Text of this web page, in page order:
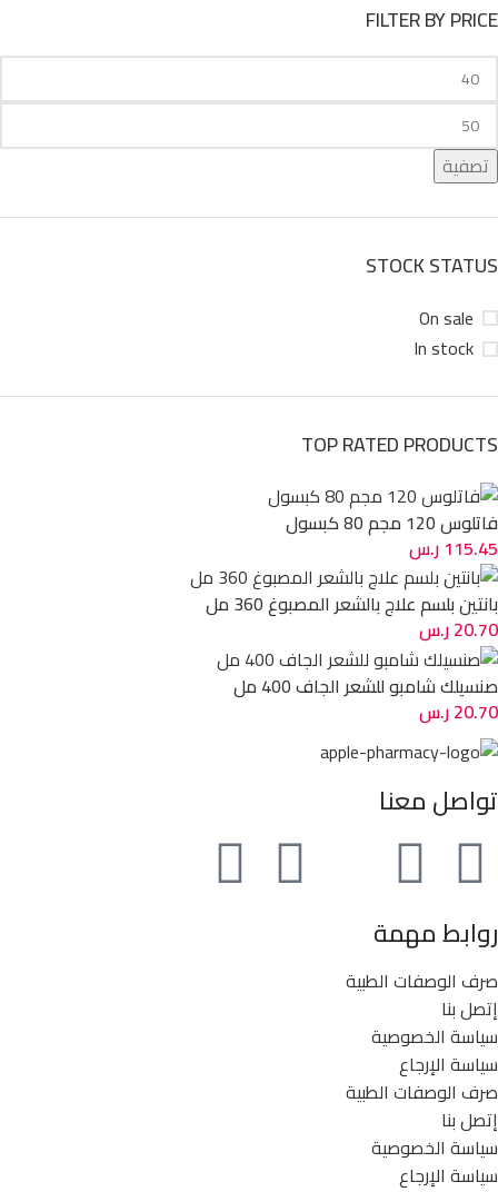
FILTER BY PRICE
تصفية
STOCK STATUS
On sale
In stock
TOP RATED PRODUCTS
فاتلوس 120 مجم 80 كبسول
115.45 ر.س
بانتين بلسم علاج بالشعر المصبوغ 360 مل
20.70ر.س
صنسيلك شامبو للشعر الجاف 400 مل
20.70ر.س
تواصل معنا
روابط مهمة
صرف الوصفات الطبية
إتصل بنا
سياسة الخصوصية
سياسة الإرجاع
صرف الوصفات الطبية
إتصل بنا
سياسة الخصوصية
سياسة الإرجاع